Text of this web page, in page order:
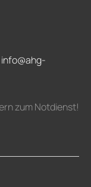
info@ahg-
zum Notdienst!